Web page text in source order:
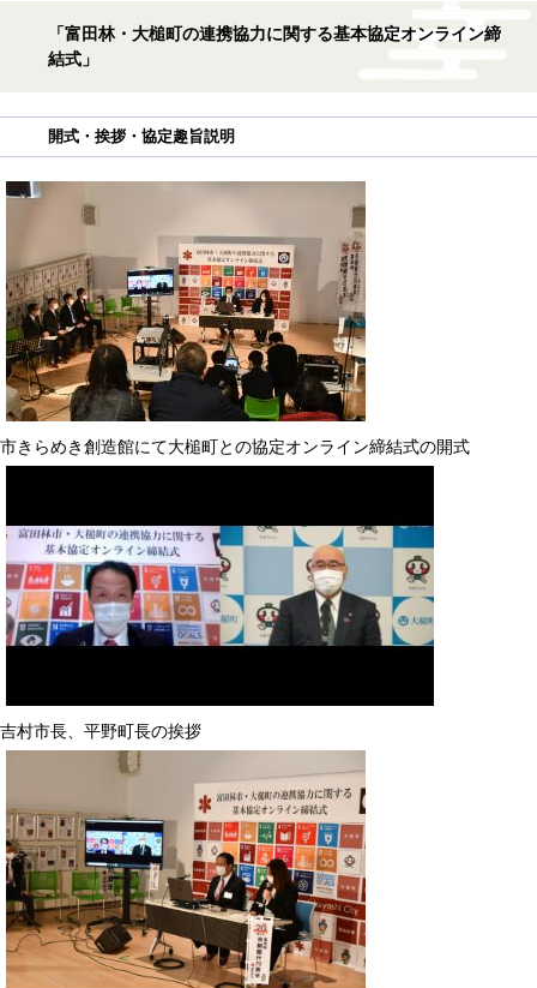
「富田林・大槌町の連携協力に関する基本協定オンライン締
結式」
開式・挨拶・協定趣旨説明
市きらめき創造館にて大槌町との協定オンライン締結式の開式
吉村市長、平野町長の挨拶